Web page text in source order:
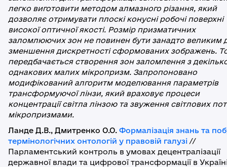
легко виготовити методом алмазного різання, який
дозволяє отримувати плоскі конусні робочі поверхні
високої оптичної якості. Розмір призматичних
заломлюючих зон не повинен бути занадто великим
зменшення дискретності сформованих зобра­жень.
передбачається створення зон заломлення з
однакових малих мікро­призм. Запропоновано
модифікований алгоритм моделювання параметрів
трансфор­муючої лінзи, який враховує процеси
концентрації світла лінзою та звуження світлових
мікропризмами.
Ланде Д.В., Дмитренко О.О. Формалізація знань та
термінологічних онтологій у правовій галузі //
Парламентський контроль в умовах децентралізації
державної влади та цифрової трансформації в